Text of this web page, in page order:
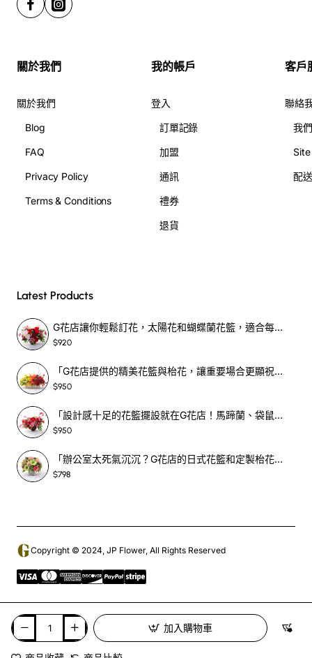
加入購物車
關於我們
關於我們
Blog
FAQ
Privacy Policy
Terms & Conditions
我的帳戶
登入
訂單記錄
加盟
通訊
禮券
退貨
客戶
聯絡
我
配
Latest Products
G花店讓你輕鬆訂花，太陽花和蝴蝶蘭花籃，適合每個重要時刻！-SF390
$920
「G花店提供的精美花籃與枱花，讓重要場合更顯祝賀與喜悅，適合各種用場！」-SF398
$950
「設計感十足的花籃擺設就在G花店！馬蹄蘭、袋鼠爪、罌粟花，為你的重大場合增光添彩！」-SF209
$950
「辦公室太死氣沉沉？G花店的日式花籃和定製枱花，為你帶來新鮮感！」-SF465
$798
Copyright © 2024, JP Flower, All Rights Reserved